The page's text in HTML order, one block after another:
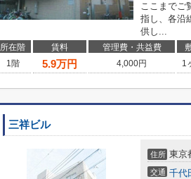
ここまでご
指し、各沿
供し...
所在階 賃料 管理費・共益費
1階
5.9万円 4,000円 1
三祥ビル
住所 東京
交通 千代